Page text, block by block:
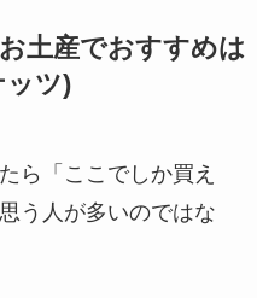
土産でおすすめは
ッツ)
ら「ここでしか買え
う人が多いのではな